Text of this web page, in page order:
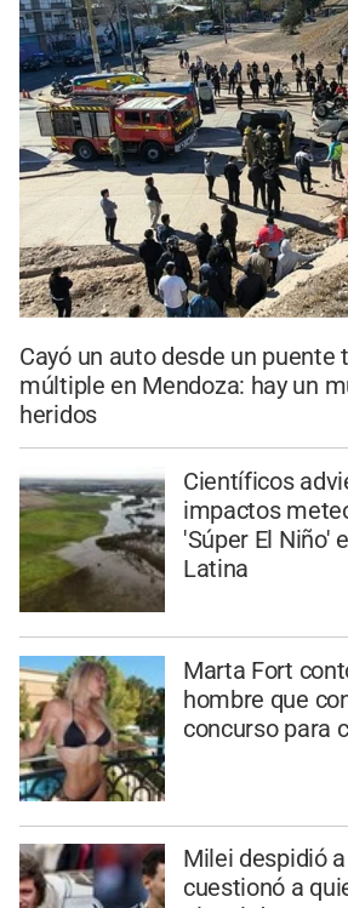
Cayó un auto desde un puente
múltiple en Mendoza: hay un
heridos
Científicos
impactos
'Súper El Niño'
Latina
Marta Fort
hombre que
concurso para
Milei despidió
cuestionó a